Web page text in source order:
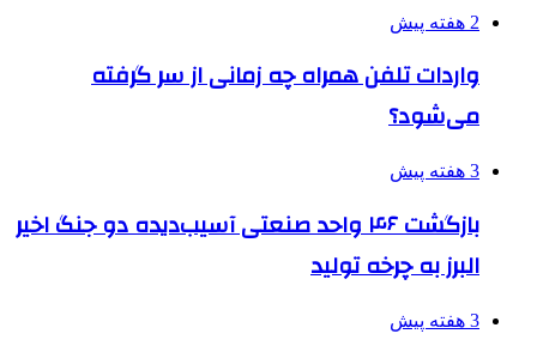
2 هفته پیش
واردات تلفن همراه چه زمانی از سر گرفته
می‌شود؟
3 هفته پیش
بازگشت ۴۶ واحد صنعتی آسیب‌دیده دو جنگ اخیر
البرز به چرخه تولید
3 هفته پیش